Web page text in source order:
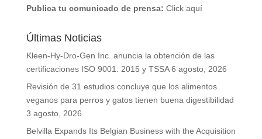
Publica tu comunicado de prensa: Click aquí
Últimas Noticias
Kleen-Hy-Dro-Gen Inc. anuncia la obtención de las
certificaciones ISO 9001: 2015 y TSSA 6 agosto, 2026
Revisión de 31 estudios concluye que los alimentos
veganos para perros y gatos tienen buena digestibilidad
3 agosto, 2026
Belvilla Expands Its Belgian Business with the Acquisition